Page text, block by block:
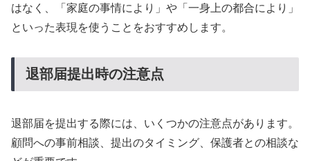
はなく、「家庭の事情により」や「一身上の都合により」
といった表現を使うことをおすすめします。
退部届提出時の注意点
退部届を提出する際には、いくつかの注意点があります。
顧問への事前相談、提出のタイミング、保護者との相談な